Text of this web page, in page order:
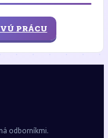
PRÁCU
odborníkmi.